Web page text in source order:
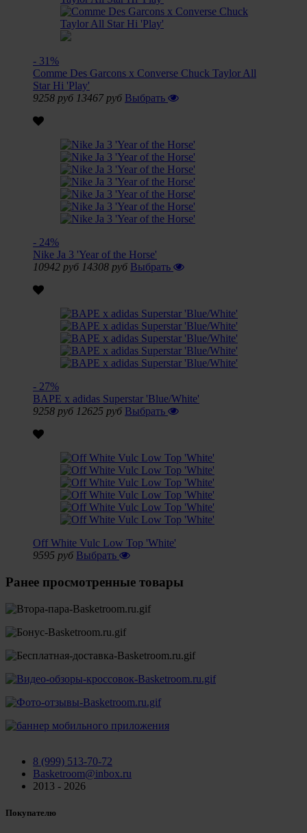
- 31%
Comme Des Garcons x Converse Chuck Taylor All
Star Hi 'Play'
9258 руб 13467 руб Выбрать
- 24%
Nike Ja 3 'Year of the Horse'
10942 руб 14308 руб Выбрать
- 27%
BAPE x adidas Superstar 'Blue/White'
9258 руб 12625 руб Выбрать
Off White Vulc Low Top 'White'
9595 руб Выбрать
Ранее просмотренные товары
8 (999) 513-70-72
Basketroom@inbox.ru
2013 - 2026
Покупателю